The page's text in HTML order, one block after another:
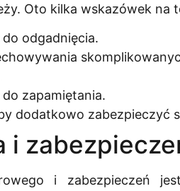
Oto kilka wskazówek na
odgadnięcia.
do zapamiętania.
dodatkowo zabezpieczyć
i
i zabezpieczeń